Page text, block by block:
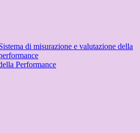
di misurazione e valutazione della
Performance